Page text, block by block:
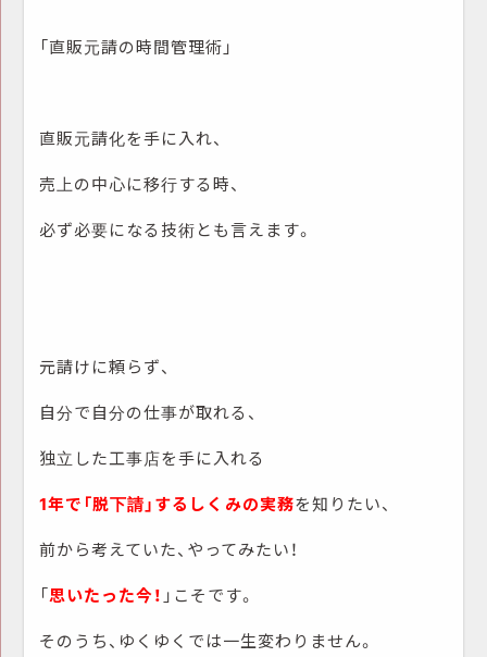
「直販元請の時間管理術」
直販元請化を手に入れ、
売上の中心に移行する時、
必ず必要になる技術とも言えます。
元請けに頼らず、
自分で自分の仕事が取れる、
独立した工事店を手に入れる
1年で「脱下請」するしくみの実務を知りたい、
前から考えていた、やってみたい！
「思いたった今！ 」こそです。
そのうち、ゆくゆくでは一生変わりません。